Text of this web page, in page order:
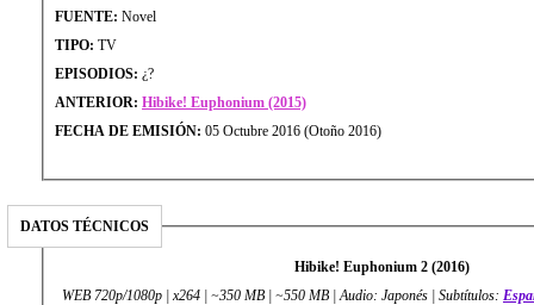
FUENTE: Novel
TIPO: TV
EPISODIOS: ¿?
ANTERIOR: Hibike! Euphonium (2015)
FECHA DE EMISIÓN: 05 Octubre 2016 (Otoño 2016)
DATOS TÉCNICOS
Hibike! Euphonium 2 (2016)
WEB 720p/1080p | x264 | ~350 MB | ~550 MB | Audio: Japonés | Subtítulos: